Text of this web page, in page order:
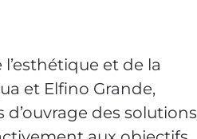
et de la
et Elfino Grande,
des solutions